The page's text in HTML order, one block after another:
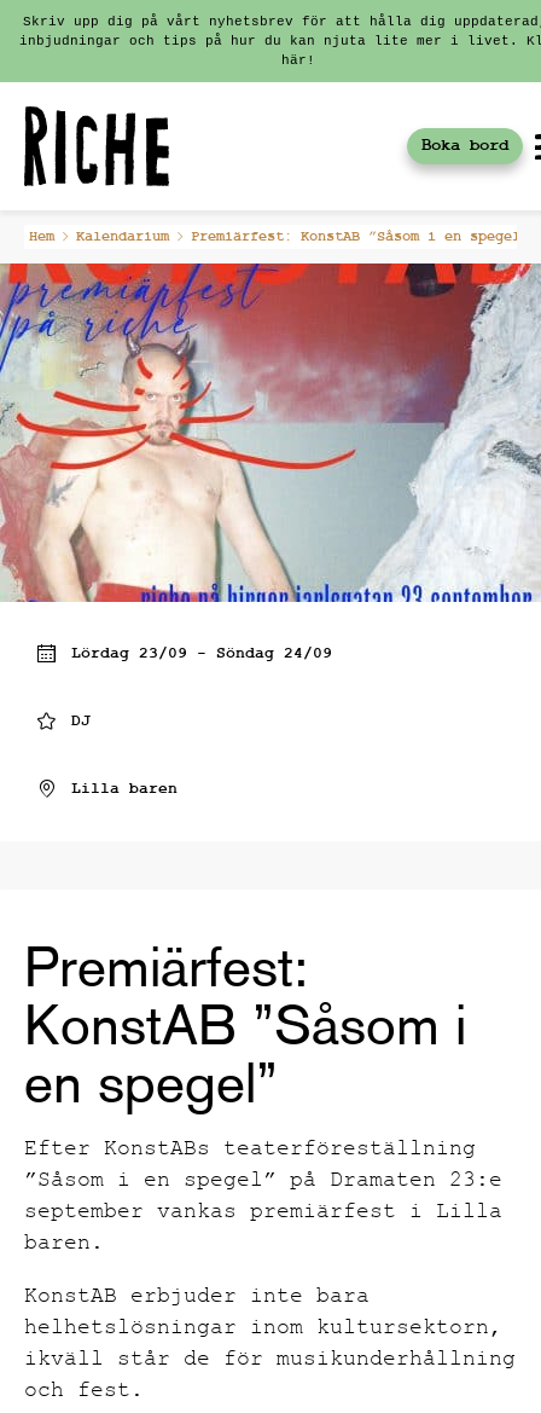
Fortsätt
till
innehållet
Skriv upp dig på vårt nyhetsbrev för att hålla dig
inbjudningar och tips på hur du kan njuta lite mer i livet.
här!
Boka bord
Hem Kalendarium Premiärfest: KonstAB ”Såsom i en spegel”
Premiärfest:
KonstAB ”Såsom i
en spegel”
Efter KonstABs teaterföreställning
”Såsom i en spegel” på Dramaten 23:e
september vankas premiärfest i Lilla
baren.
KonstAB erbjuder inte bara
helhetslösningar inom kultursektorn,
ikväll står de för musikunderhållning
och fest.
Lördag 23/09 - Söndag 24/09
DJ
Lilla baren